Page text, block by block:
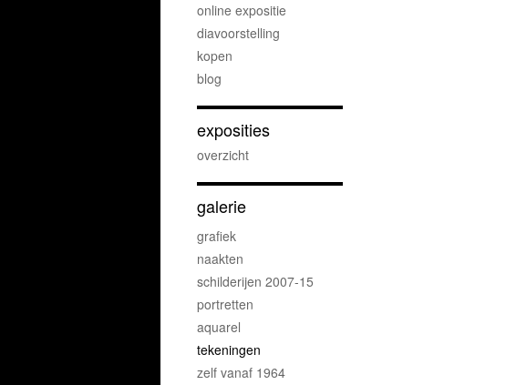
online expositie
diavoorstelling
kopen
blog
exposities
overzicht
galerie
grafiek
naakten
schilderijen 2007-15
portretten
aquarel
tekeningen
zelf vanaf 1964